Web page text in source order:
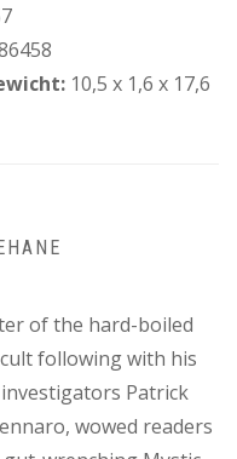
10,5 x 1,6 x 17,6
of the hard-boiled
following with his
Patrick
wowed readers